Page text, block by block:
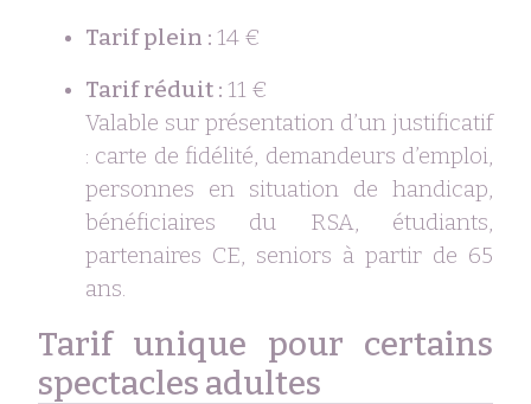
Tarif plein : 14 €
Tarif réduit : 11 €
Valable sur présentation d’un justificatif
: carte de fidélité, demandeurs d’emploi,
personnes en situation de handicap,
bénéficiaires du RSA, étudiants,
partenaires CE, seniors à partir de 65
ans.
Tarif unique pour certains
spectacles adultes